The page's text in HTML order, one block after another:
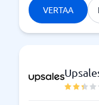
VERTAA